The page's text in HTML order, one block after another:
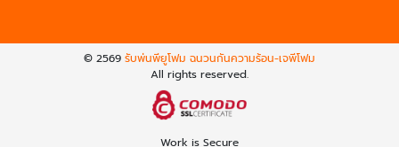
© 2569 รับพ่นพียูโฟม ฉนวนกันความร้อน-เจพีโฟม
All rights reserved.
Work is Secure